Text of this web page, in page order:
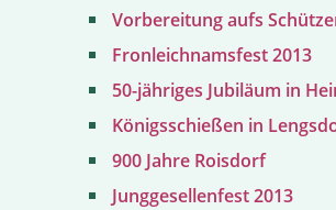
Vorbereitung aufs
Fronleichnamsfest 2013
50-jähriges Jubiläum in
Königsschießen in
900 Jahre Roisdorf
Junggesellenfest 2013